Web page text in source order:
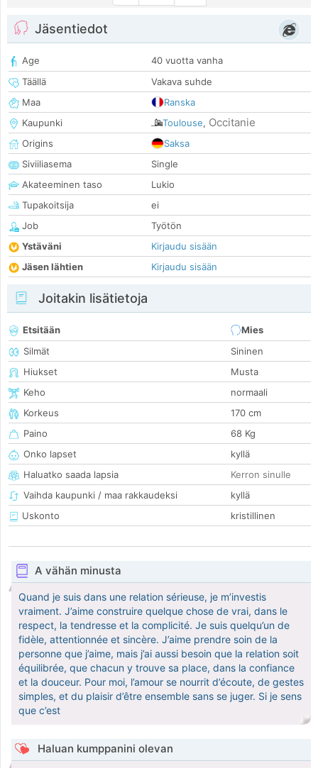
Jäsentiedot
Age
40 vuotta vanha
Täällä
Vakava suhde
Maa
Ranska
Kaupunki
Toulouse, Occitanie
Origins
Saksa
Siviiliasema
Single
Akateeminen taso
Lukio
Tupakoitsija
ei
Job
Työtön
Ystäväni
Kirjaudu sisään
Jäsen lähtien
Kirjaudu sisään
Joitakin lisätietoja
Etsitään
Mies
Silmät
Sininen
Hiukset
Musta
Keho
normaali
Korkeus
170 cm
Paino
68 Kg
Onko lapset
kyllä
Haluatko saada lapsia
Kerron sinulle
Vaihda kaupunki / maa rakkaudeksi
kyllä
Uskonto
kristillinen
A vähän minusta
Quand je suis dans une relation sérieuse, je m’investis
vraiment. J’aime construire quelque chose de vrai, dans le
respect, la tendresse et la complicité. Je suis quelqu’un de
fidèle, attentionnée et sincère. J’aime prendre soin de la
personne que j’aime, mais j’ai aussi besoin que la relation soit
équilibrée, que chacun y trouve sa place, dans la confiance
et la douceur. Pour moi, l’amour se nourrit d’écoute, de gestes
simples, et du plaisir d’être ensemble sans se juger. Si je sens
que c’est
Haluan kumppanini olevan